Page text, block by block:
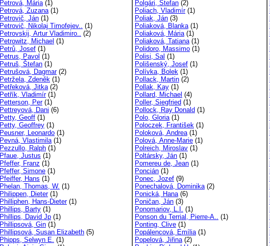
Petrová, Mária(1)
Petrová, Zuzana(1)
Petrovič, Ján (1)
Petrovič, Nikolaj Timofejev.. (1)
Petrovskij, Artur Vladimiro.. (2)
Petrowitz, Michael (1)
Petrů, Josef (1)
Petrus, Pavol (1)
Petruš, Štefan (1)
Petrušová, Dagmar(2)
Petržela, Zdeněk (1)
Petřeková, Jitka(2)
Petřík, Vladimír(1)
Petterson, Per(1)
Pettreyová, Dani (6)
Petty, Geoff (1)
Petty, Geoffrey (1)
Peusner, Leonardo (1)
Pevná, Vlastimila(1)
Pezzullo, Ralph (1)
Pfaue, Justus (1)
Pfeffer, Franz (1)
Pfeffer, Simone (1)
Pfeiffer, Hans (1)
Phelan, Thomas, W. (1)
Philippen, Dieter(1)
Philliphen, Hans-Dieter(1)
Phillips, Barty (1)
Phillips, David Jp (1)
Phillipsová, Gin (1)
Phillipsová, Susan Elizabeth (5)
Phipps, Selwyn E. (1)
Polgári, Štefan (2)
Poliach, Vladimír(1)
Poliak, Ján (3)
Poliaková, Blanka(1)
Poliaková, Mária(1)
Poliaková, Tatiana(1)
Polidoro, Massimo (1)
Polisi, Sal (1)
Polišenský, Josef (1)
Polívka, Bolek (1)
Pollack, Martin (2)
Pollak, Kay (1)
Pollard, Michael (4)
Poller, Siegfried (1)
Pollock, Ray Donald (1)
Polo, Gloria(1)
Poloczek, František (1)
Poloková, Andrea(1)
Polová, Anne-Marie (1)
Polreich, Miroslav (1)
Poltársky, Ján (1)
Pomereu de, Jean (1)
Poncián (1)
Ponec, Jozef (9)
Ponechalová, Dominika(2)
Ponická, Hana(6)
Poničan, Ján (3)
Ponomariov, L.I. (1)
Ponson du Terrial, Pierre-A.. (1)
Ponting, Clive (1)
Popálencová, Emília(1)
Popelová, Jiřina(2)